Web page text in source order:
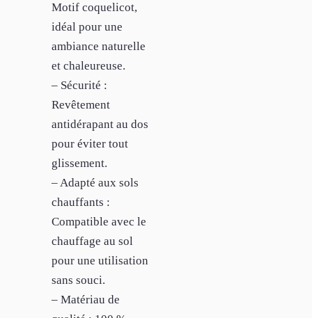
Motif coquelicot,
idéal pour une
ambiance naturelle
et chaleureuse.
– Sécurité :
Revêtement
antidérapant au dos
pour éviter tout
glissement.
– Adapté aux sols
chauffants :
Compatible avec le
chauffage au sol
pour une utilisation
sans souci.
– Matériau de